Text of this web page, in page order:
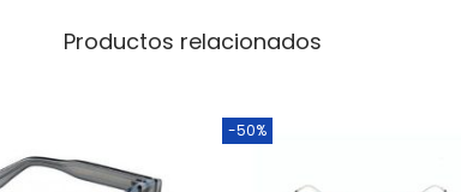
Productos relacionados
-50%